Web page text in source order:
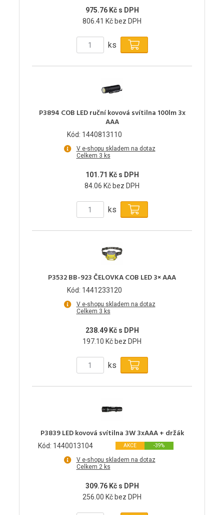
975.76 Kč s DPH
806.41 Kč bez DPH
ks
P3894 COB LED ruční kovová svítilna 100lm 3x
AAA
Kód: 1440813110
V e-shopu skladem na dotaz
Celkem 3 ks
101.71 Kč s DPH
84.06 Kč bez DPH
ks
P3532 BB-923 ČELOVKA COB LED 3× AAA
Kód: 1441233120
V e-shopu skladem na dotaz
Celkem 3 ks
238.49 Kč s DPH
197.10 Kč bez DPH
ks
P3839 LED kovová svítilna 3W 3xAAA + držák
Kód: 1440013104 AKCE -39%
V e-shopu skladem na dotaz
Celkem 2 ks
309.76 Kč s DPH
256.00 Kč bez DPH